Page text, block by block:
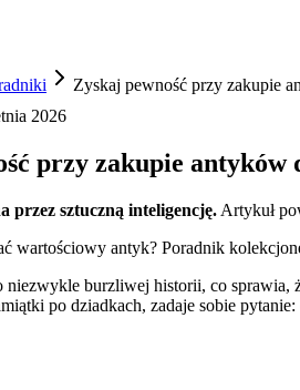
Zyskaj pewność przy zakupie
2026
przy zakupie
przez sztuczną inteligencję. Artykuł
niezwykle burzliwej historii, co sprawia,
po dziadkach, zadaje sobie